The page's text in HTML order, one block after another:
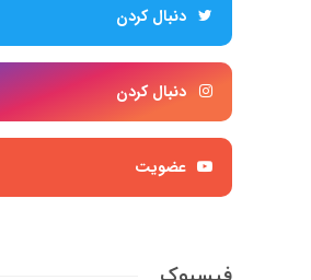
دنبال کردن
دنبال کردن
عضویت